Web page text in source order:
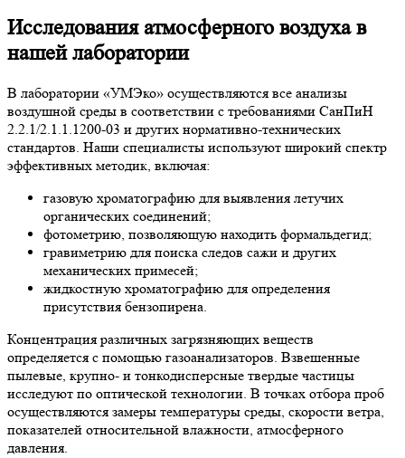
Исследования атмосферного воздуха в
нашей лаборатории
В лаборатории «УМЭко» осуществляются все анализы
воздушной среды в соответствии с требованиями СанПиН
2.2.1/2.1.1.1200-03 и других нормативно-технических
стандартов. Наши специалисты используют широкий спектр
эффективных методик, включая:
газовую хроматографию для выявления летучих
органических соединений;
фотометрию, позволяющую находить формальдегид;
гравиметрию для поиска следов сажи и других
механических примесей;
жидкостную хроматографию для определения
присутствия бензопирена.
Концентрация различных загрязняющих веществ
определяется с помощью газоанализаторов. Взвешенные
пылевые, крупно- и тонкодисперсные твердые частицы
исследуют по оптической технологии. В точках отбора проб
осуществляются замеры температуры среды, скорости ветра,
показателей относительной влажности, атмосферного
давления.